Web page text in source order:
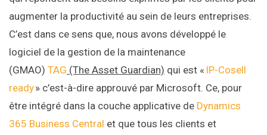
augmenter la productivité au sein de leurs entreprises.
C’est dans ce sens que, nous avons développé le
logiciel de la gestion de la maintenance
(GMAO) TAG (The Asset Guardian) qui est « IP-Cosell
ready» c’est-à-dire approuvé par Microsoft. Ce, pour
être intégré dans la couche applicative de Dynamics
365 Business Central et que tous les clients et